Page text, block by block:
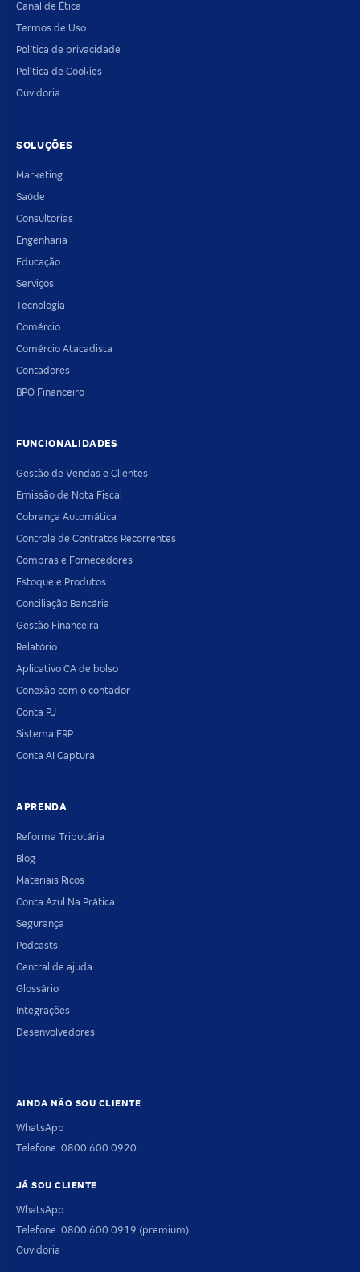
Canal de Ética
Termos de Uso
Política de privacidade
Política de Cookies
Ouvidoria
SOLUÇÕES
Marketing
Saúde
Consultorias
Engenharia
Educação
Serviços
Tecnologia
Comércio
Comércio Atacadista
Contadores
BPO Financeiro
FUNCIONALIDADES
Gestão de Vendas e Clientes
Emissão de Nota Fiscal
Cobrança Automática
Controle de Contratos Recorrentes
Compras e Fornecedores
Estoque e Produtos
Conciliação Bancária
Gestão Financeira
Relatório
Aplicativo CA de bolso
Conexão com o contador
Conta PJ
Sistema ERP
Conta AI Captura
APRENDA
Reforma Tributária
Blog
Materiais Ricos
Conta Azul Na Prática
Segurança
Podcasts
Central de ajuda
Glossário
Integrações
Desenvolvedores
AINDA NÃO SOU CLIENTE
WhatsApp
Telefone: 0800 600 0920
JÁ SOU CLIENTE
WhatsApp
Telefone: 0800 600 0919 (premium)
Ouvidoria